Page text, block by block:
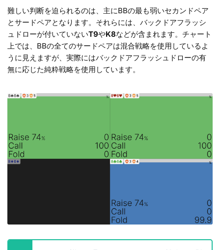
難しい判断を迫られるのは、主にBBの最も弱いセカンドペア
とサードペアとなります。それらには、バックドアフラッシ
ュドローが付いていないT9やK8などが含まれます。チャート
上では、BBの全てのサードペアは混合戦略を使用しているよ
うに見えますが、実際にはバックドアフラッシュドローの有
無に応じた純粋戦略を使用しています。